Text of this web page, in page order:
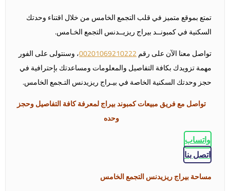
تمتع بموقع متميز في قلب التجمع الخامس من خلال اقتناء وحدتك
السكنية في كمبونــد بيراج ريزيــدنس التجمع الخـامس.
تواصل معنا الآن على رقم00201069210222، وسنتولى على الفور
مهمة تزويدك بكافة التفاصيل والمعلومات ومساعدتك بإحترافية في
حجز وحدتك السكنية الخاصة في بيـراج ريزيدنس التـجمع الخامس.
تواصل مع فريق مبيعات كمبوند بيراج لمعرفة كافة التفاصيل وحجز
وحده
واتساب
اتصل بنا
مساحة بيراج ريزيدنس التجمع الخامس